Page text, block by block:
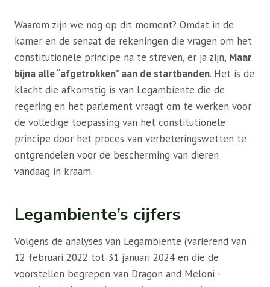
Waarom zijn we nog op dit moment? Omdat in de
kamer en de senaat de rekeningen die vragen om het
constitutionele principe na te streven, er ja zijn, Maar
bijna alle “afgetrokken” aan de startbanden. Het is de
klacht die afkomstig is van Legambiente die de
regering en het parlement vraagt ​​om te werken voor
de volledige toepassing van het constitutionele
principe door het proces van verbeteringswetten te
ontgrendelen voor de bescherming van dieren
vandaag in kraam.
Legambiente’s cijfers
Volgens de analyses van Legambiente (variërend van
12 februari 2022 tot 31 januari 2024 en die de
voorstellen begrepen van Dragon and Meloni -